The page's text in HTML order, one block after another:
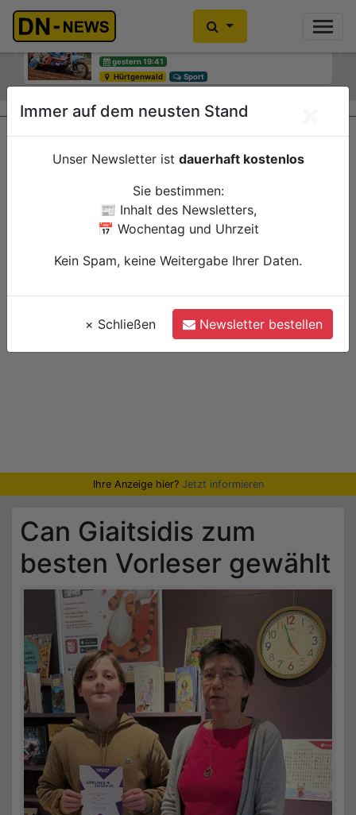
Motocross-WM: Keine großen
Sprünge in Litauen
gestern 19:41
Hürtgenwald
Sport
Smarte Baumbewässerung: Neues
Pilotprojekt lädt Bürgerinnen und
Bürger zum Mitmachen ein
gestern 12:15
Previous
Ihre Anzeige hier? Jetzt informieren
Can Giaitsidis zum
besten Vorleser gewählt
Immer auf dem neusten Stand
Unser Newsletter ist dauerhaft kostenlos
Sie bestimmen:
📰 Inhalt des Newsletters,
📅 Wochentag und Uhrzeit
Kein Spam, keine Weitergabe Ihrer Daten.
× Schließen Newsletter bestellen